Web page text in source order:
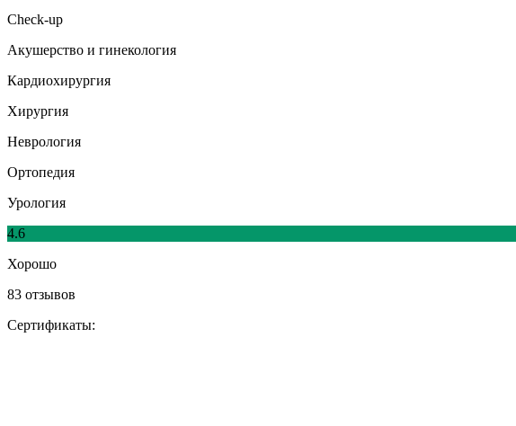
Check-up
Акушерство и гинекология
Кардиохирургия
Хирургия
Неврология
Ортопедия
Урология
4.6
Хорошо
83 отзывов
Сертификаты: